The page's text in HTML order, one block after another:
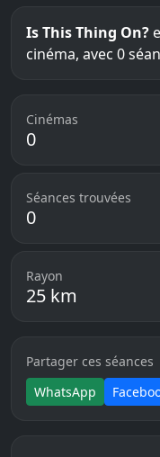
Is This Thing On?
cinéma, avec 0
Cinémas
0
Séances trouvées
0
Rayon
25 km
Partager ces séances
WhatsApp